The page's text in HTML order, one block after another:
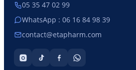
05 35 47 02 99
WhatsApp : 06 16 84 98 39
contact@etapharm.com